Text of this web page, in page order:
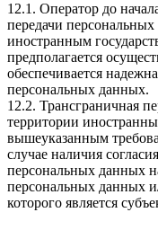
12.1. Оператор до
передачи
иностранным
предполагается
обеспечивается
персональных данных.
12.2. Трансграничная
территории
вышеуказанным
случае наличия
персональных данных
персональных данных
которого является